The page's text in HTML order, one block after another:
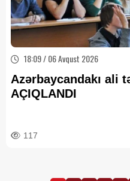
18:09 / 06 Avqust 2026
Azərbaycandakı ali
AÇIQLANDI
117